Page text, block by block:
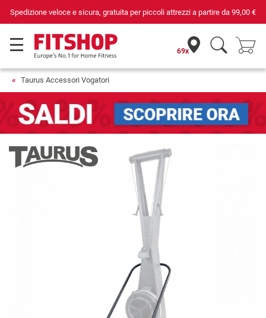
Spedizione veloce e sicura, gratuita per piccoli attrezzi a partire da 99,00 €
69x
Taurus Accessori Vogatori